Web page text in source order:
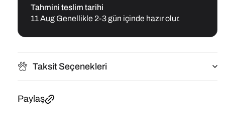
75
Gr
için
adedi
Gr
adedi
Tahmini teslim tarihi
11 Aug Genellikle 2-3 gün içinde hazır olur.
Taksit Seçenekleri
Paylaş